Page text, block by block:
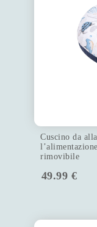
Cuscino da
rimovibile
49.99 €